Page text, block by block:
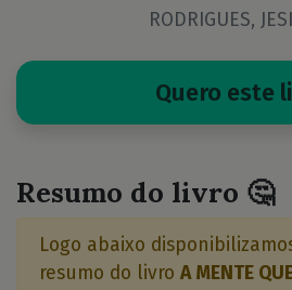
RODRIGUES,
Quero este
Resumo do livro 🤔
Logo abaixo
resumo do livro A MENTE